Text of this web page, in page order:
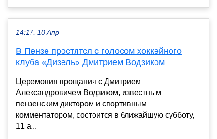
14:17, 10 Апр
В Пензе простятся с голосом хоккейного
клуба «Дизель» Дмитрием Водзиком
Церемония прощания с Дмитрием
Александровичем Водзиком, известным
пензенским диктором и спортивным
комментатором, состоится в ближайшую субботу,
11 а...